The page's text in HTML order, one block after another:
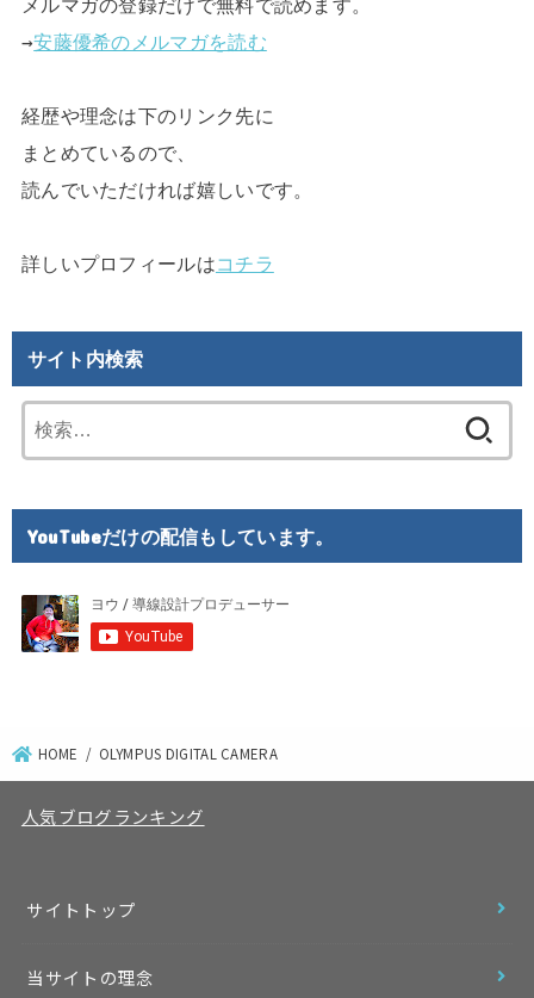
メルマガの登録だけで無料で読めます。
→安藤優希のメルマガを読む
経歴や理念は下のリンク先に
まとめているので、
読んでいただければ嬉しいです。
詳しいプロフィールはコチラ
サイト内検索
索:
YouTubeだけの配信もしています。
HOME OLYMPUS DIGITAL CAMERA
人気ブログランキング
サイトトップ
当サイトの理念